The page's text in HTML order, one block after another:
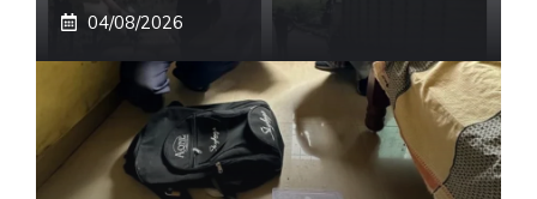
04/08/2026